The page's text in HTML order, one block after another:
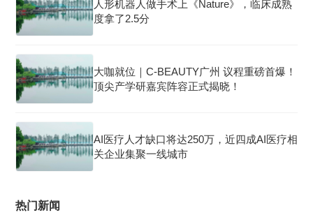
人形机器人做手术上《Nature》，临床成熟
度拿了2.5分
大咖就位｜C-BEAUTY广州 议程重磅首爆！
顶尖产学研嘉宾阵容正式揭晓！
AI医疗人才缺口将达250万，近四成AI医疗相
关企业集聚一线城市
热门新闻